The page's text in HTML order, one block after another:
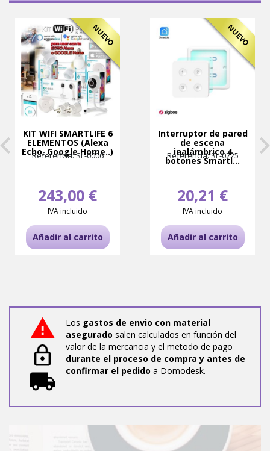
NUEVO
KIT WIFI SMARTLIFE 6
ELEMENTOS (Alexa
Echo, Google Home..)
Referencia: SL-0006
243,00 €
IVA incluido
Añadir al carrito
NUEVO
Interruptor de pared
de escena
inalámbrico 4
botones Smartl...
Referencia: SL-0225
20,21 €
IVA incluido
Añadir al carrito
Los gastos de envio con material
asegurado salen calculados en función del
valor de la mercancia y el metodo de pago
durante el proceso de compra y antes de
confirmar el pedido a Domodesk.